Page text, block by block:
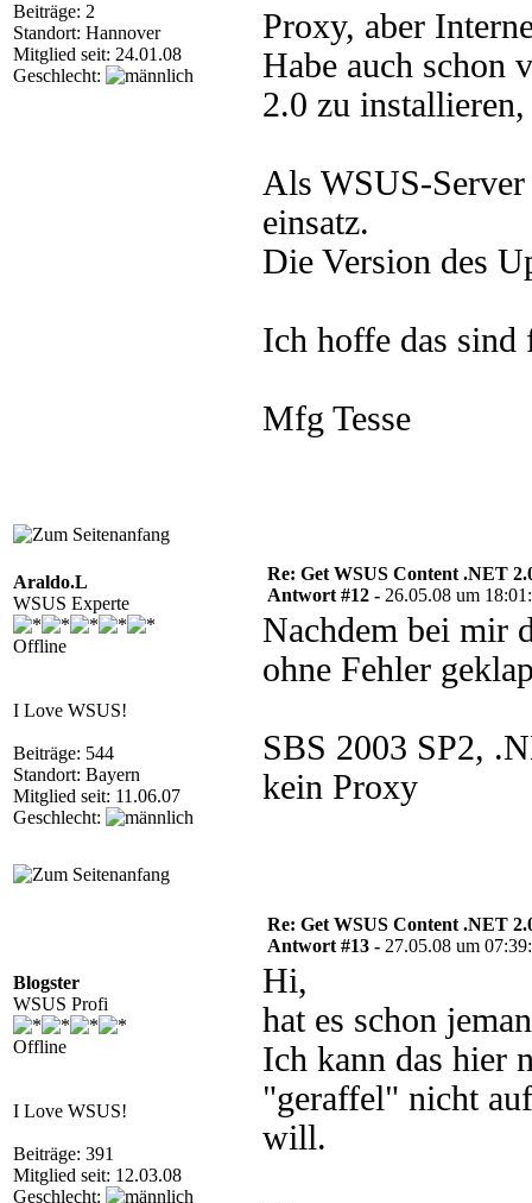
Beiträge: 2
Standort: Hannover
Mitglied seit: 24.01.08
Geschlecht:
Proxy, aber
Habe auch schon
2.0 zu
Als WSUS-
einsatz.
Die Version des
Ich hoffe das
Mfg Tesse
Araldo.L
WSUS Experte
Offline
I Love WSUS!
Beiträge: 544
Standort: Bayern
Mitglied seit: 11.06.07
Geschlecht:
Re: Get WSUS Content .NET
Antwort #12 - 26.05.08 um
Nachdem bei mir
ohne Fehler
SBS 2003 SP2,
kein Proxy
Blogster
WSUS Profi
Offline
I Love WSUS!
Beiträge: 391
Mitglied seit: 12.03.08
Geschlecht:
Re: Get WSUS Content .NET
Antwort #13 - 27.05.08 um
Hi,
hat es schon
Ich kann das hier
"geraffel" nicht
will.